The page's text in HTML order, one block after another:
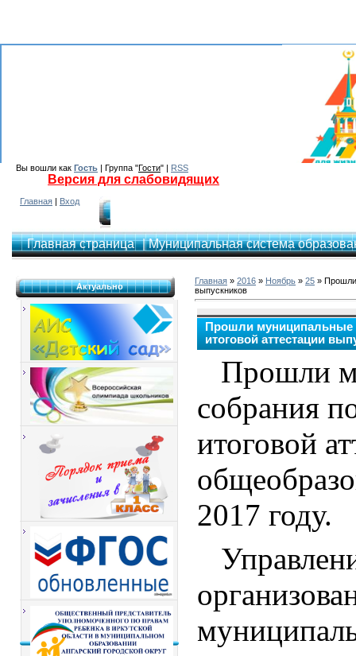
Вы вошли как Гость | Группа "Гости" | RSS
Версия для слабовидящих
Главная | Вход
Главная страница | Муниципальная система
Актуально
Главная » 2016 » Ноябрь » 25 » Прошли
выпускников
Прошли муниципальные
итоговой аттестации
Прошли
собрания
итоговой
2017 году.